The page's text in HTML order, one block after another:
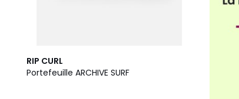
RIP CURL
Portefeuille ARCHIVE SURF